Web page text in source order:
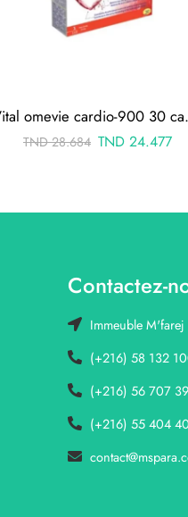
Vital
TND28.684 TND 24.477
Contactez-
Immeuble
(+216) 58 132
(+216) 56 707
(+216) 55 404